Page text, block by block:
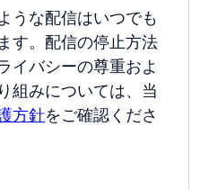
うな配信はいつでも
す。配信の停止方法
イバシーの尊重およ
組みについては、当
方針をご確認くださ